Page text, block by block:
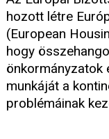
hozott létre
(European
hogy
önkormányzatok
munkáját a
problémáinak